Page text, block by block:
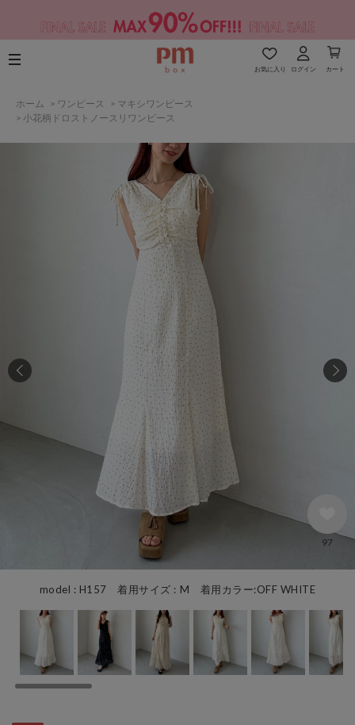
お気に入り ログイン カート
ホーム > ワンピース > マキシワンピース
> 小花柄ドロストノースリワンピース
model : H157 着用サイズ : M 着用カラー:OFF WHITE
97